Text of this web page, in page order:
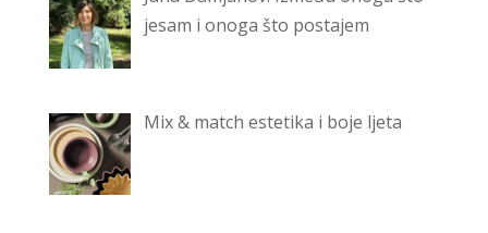
jesam i onoga što postajem
Mix & match estetika i boje ljeta